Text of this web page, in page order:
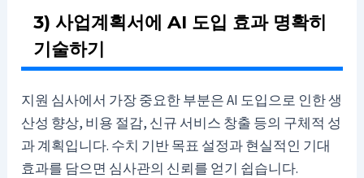
3) 사업계획서에 AI 도입 효과 명확히
기술하기
지원 심사에서 가장 중요한 부분은 AI 도입으로 인한 생
산성 향상, 비용 절감, 신규 서비스 창출 등의 구체적 성
과 계획입니다. 수치 기반 목표 설정과 현실적인 기대
효과를 담으면 심사관의 신뢰를 얻기 쉽습니다.